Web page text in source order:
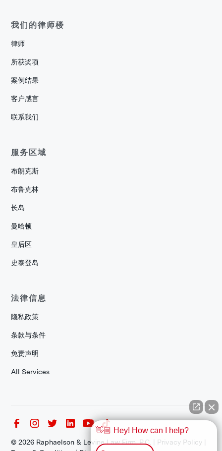
我们的律师楼
律师
所获奖项
案例结果
客户感言
联系我们
服务区域
布朗克斯
布鲁克林
长岛
曼哈顿
皇后区
史泰登岛
法律信息
隐私政策
条款与条件
免责声明
All Services
©2026 Raphaelson & Levine Law Firm, P.C. | Privacy Policy
👋🏼 Hey! How can I help?